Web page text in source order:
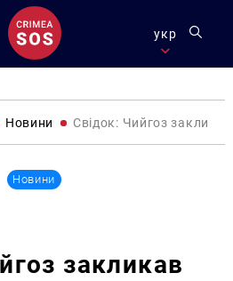
укр
Новини Свідок: Чийгоз закликав
Новини
закликав